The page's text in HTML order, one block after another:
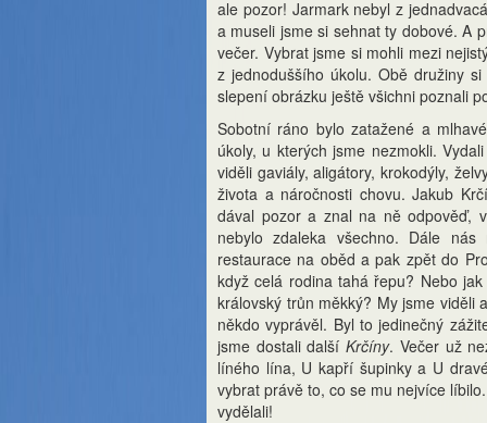
ale pozor! Jarmark nebyl z
a museli jsme si sehnat ty dobové. A
večer. Vybrat jsme si mohli mezi
z jednoduššího úkolu. Obě družiny
slepení obrázku ještě všichni poznali
Sobotní ráno bylo zatažené a
úkoly, u kterých jsme nezmokli.
viděli gaviály, aligátory, krokodýly,
života a náročnosti chovu. Jakub
dával pozor a znal na ně odpověď,
nebylo zdaleka všechno. Dále
restaurace na oběd a pak zpět do
když celá rodina tahá řepu? Nebo
královský trůn měkký? My jsme viděli
někdo vyprávěl. Byl to jedinečný
jsme dostali dalšíKrčíny. Večer už
líného lína, U kapří šupinky a U
vybrat právě to, co se mu nejvíce
vydělali!